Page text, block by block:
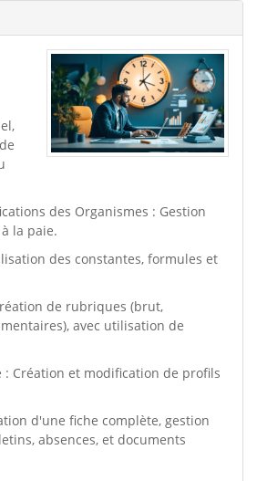
des Organismes : Gestion
la paie.
des constantes, formules et
de rubriques (brut,
avec utilisation de
: Création et modification de profils
d'une fiche complète, gestion
absences, et documents